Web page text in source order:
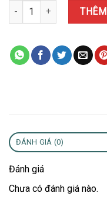
Đồng Hồ Nữ Patek
ĐÁNH GIÁ (0)
Đánh giá
Chưa có đánh giá nào.